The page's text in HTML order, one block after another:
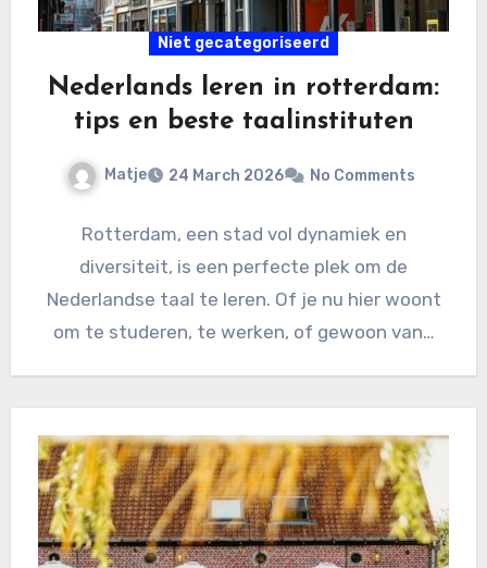
Niet gecategoriseerd
Nederlands leren in rotterdam:
tips en beste taalinstituten
Matje 24 March 2026 No Comments
Rotterdam, een stad vol dynamiek en
diversiteit, is een perfecte plek om de
Nederlandse taal te leren. Of je nu hier woont
om te studeren, te werken, of gewoon van…